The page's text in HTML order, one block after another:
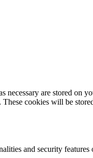
are stored on
These cookies will be
and security